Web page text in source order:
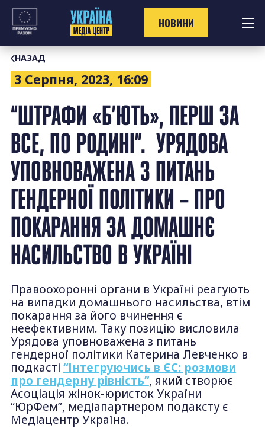
Перейти
контенту
НОВИНИ
НАЗАД
3 Серпня, 2023, 16:09
“ШТРАФИ «Б’ЮТЬ», ПЕРШ ЗА
ВСЕ, ПО РОДИНІ”. УРЯДОВА
УПОВНОВАЖЕНА З ПИТАНЬ
ГЕНДЕРНОЇ ПОЛІТИКИ – ПРО
ПОКАРАННЯ ЗА ДОМАШНЄ
НАСИЛЬСТВО В УКРАЇНІ
Правоохоронні органи в Україні реагують
на випадки домашнього насильства, втім
покарання за його вчинення є
неефективним. Таку позицію висловила
Урядова уповноважена з питань
гендерної політики Катерина Левченко в
подкасті “Інтегруючись в ЄС: розмови
про гендерну рівність”, який створює
Асоціація жінок-юристок України
“ЮрФем”, медіапартнером подаксту є
Медіацентр Україна.